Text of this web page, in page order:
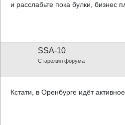
и расслабьте пока булки, бизнес
SSA-10
Старожил форума
Кстати, в Оренбурге идёт